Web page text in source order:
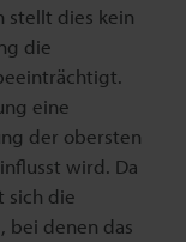
stellt dies kein
die
eine
der obersten
wird. Da
sich die
bei denen das